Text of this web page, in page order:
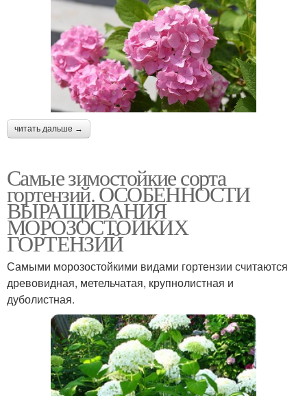
читать дальше →
Самые зимостойкие сорта
гортензий. ОСОБЕННОСТИ
ВЫРАЩИВАНИЯ
МОРОЗОСТОЙКИХ
ГОРТЕНЗИЙ
Самыми морозостойкими видами гортензии считаются
древовидная, метельчатая, крупнолистная и
дуболистная.